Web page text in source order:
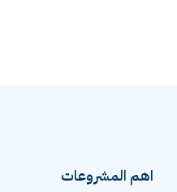
اهم المشروعات